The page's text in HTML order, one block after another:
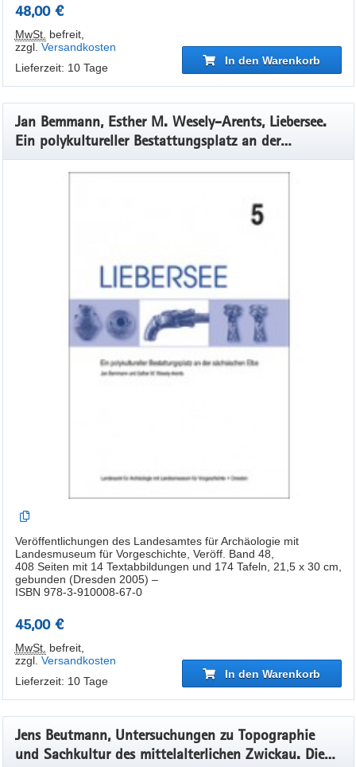
48,00 €
MwSt. befreit,
zzgl. Versandkosten
Lieferzeit: 10 Tage
In den Warenkorb
Jan Bemmann, Esther M. Wesely-Arents, Liebersee.
Ein polykultureller Bestattungsplatz an der
sächsischen Elbe, Band 5, Veröff. Band 48
Veröffentlichungen des Landesamtes für Archäologie mit
Landesmuseum für Vorgeschichte, Veröff. Band 48,
408 Seiten mit 14 Textabbildungen und 174 Tafeln, 21,5 x 30 cm,
gebunden (Dresden 2005) –
ISBN 978-3-910008-67-0
45,00 €
MwSt. befreit,
zzgl. Versandkosten
Lieferzeit: 10 Tage
In den Warenkorb
Jens Beutmann, Untersuchungen zu Topographie
und Sachkultur des mittelalterlichen Zwickau. Die